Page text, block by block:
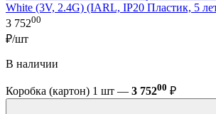
White (3V, 2.4G) (IARL, IP20 Пластик, 5
3 75200
₽/шт
В наличии
Коробка (картон) 1 шт — 3 75200 ₽